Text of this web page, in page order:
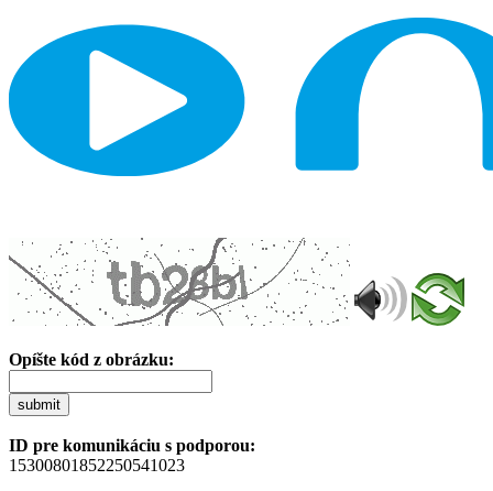
Opíšte kód z obrázku:
submit
ID pre komunikáciu s podporou:
15300801852250541023